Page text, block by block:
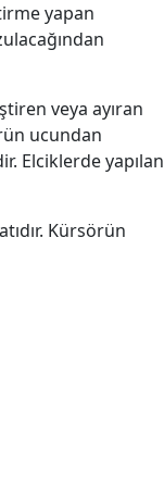
yapan
veya ayıran
ucundan
Elciklerde yapılan
Kürsörün